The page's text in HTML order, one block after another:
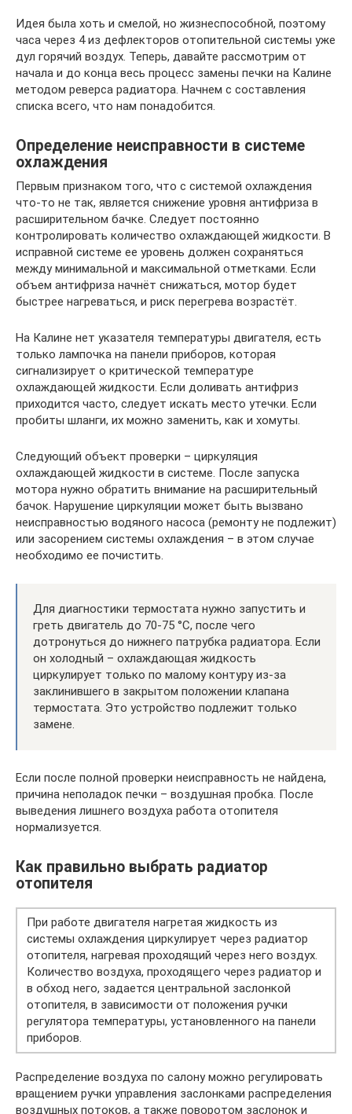
Идея была хоть и смелой, но жизнеспособной, поэтому
часа через 4 из дефлекторов отопительной системы уже
дул горячий воздух. Теперь, давайте рассмотрим от
начала и до конца весь процесс замены печки на Калине
методом реверса радиатора. Начнем с составления
списка всего, что нам понадобится.
Определение неисправности в системе
охлаждения
Первым признаком того, что с системой охлаждения
что-то не так, является снижение уровня антифриза в
расширительном бачке. Следует постоянно
контролировать количество охлаждающей жидкости. В
исправной системе ее уровень должен сохраняться
между минимальной и максимальной отметками. Если
объем антифриза начнёт снижаться, мотор будет
быстрее нагреваться, и риск перегрева возрастёт.
На Калине нет указателя температуры двигателя, есть
только лампочка на панели приборов, которая
сигнализирует о критической температуре
охлаждающей жидкости. Если доливать антифриз
приходится часто, следует искать место утечки. Если
пробиты шланги, их можно заменить, как и хомуты.
Следующий объект проверки – циркуляция
охлаждающей жидкости в системе. После запуска
мотора нужно обратить внимание на расширительный
бачок. Нарушение циркуляции может быть вызвано
неисправностью водяного насоса (ремонту не подлежит)
или засорением системы охлаждения – в этом случае
необходимо ее почистить.
Для диагностики термостата нужно запустить и
греть двигатель до 70-75 °С, после чего
дотронуться до нижнего патрубка радиатора. Если
он холодный – охлаждающая жидкость
циркулирует только по малому контуру из-за
заклинившего в закрытом положении клапана
термостата. Это устройство подлежит только
замене.
Если после полной проверки неисправность не найдена,
причина неполадок печки – воздушная пробка. После
выведения лишнего воздуха работа отопителя
нормализуется.
Как правильно выбрать радиатор
отопителя
При работе двигателя нагретая жидкость из
системы охлаждения циркулирует через радиатор
отопителя, нагревая проходящий через него воздух.
Количество воздуха, проходящего через радиатор и
в обход него, задается центральной заслонкой
отопителя, в зависимости от положения ручки
регулятора температуры, установленного на панели
приборов.
Распределение воздуха по салону можно регулировать
вращением ручки управления заслонками распределения
воздушных потоков, а также поворотом заслонок и